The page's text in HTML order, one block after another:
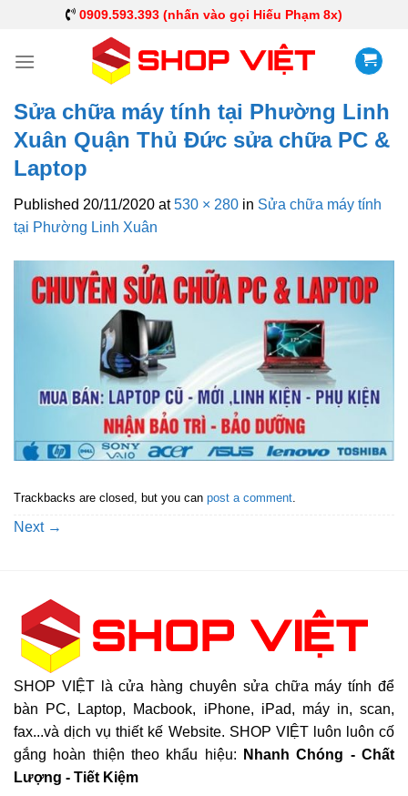
0909.593.393 (nhấn vào gọi Hiếu Phạm 8x)
Sửa chữa máy tính tại Phường Linh
Xuân Quận Thủ Đức sửa chữa PC &
Laptop
Published 20/11/2020 at530 × 280 in Sửa chữa máy tính
tại Phường Linh Xuân
Trackbacks are closed, but you can post a comment
Next →
SHOP VIỆT là cửa hàng chuyên sửa chữa máy tính để
bàn PC, Laptop, Macbook, iPhone, iPad, máy in, scan,
fax...và dịch vụ thiết kế Website. SHOP VIỆT luôn luôn cố
gắng hoàn thiện theo khẩu hiệu:
Nhanh Chóng - Chất
Lượng - Tiết Kiệm